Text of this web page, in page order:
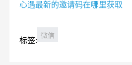
心遇最新的邀请码在哪里获取
标签:
微信